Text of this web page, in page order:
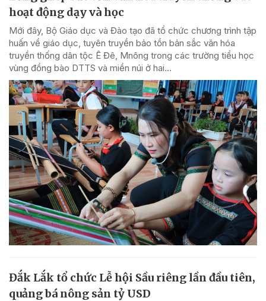
hoạt động dạy và học
Mới đây, Bộ Giáo dục và Đào tạo đã tổ chức chương trình tập
huấn về giáo dục, tuyên truyền bảo tồn bản sắc văn hóa
truyền thống dân tộc Ê Đê, Mnông trong các trường tiểu học
vùng đồng bào DTTS và miền núi ở hai...
Đắk Lắk tổ chức Lễ hội Sầu riêng lần đầu tiên,
quảng bá nông sản tỷ USD